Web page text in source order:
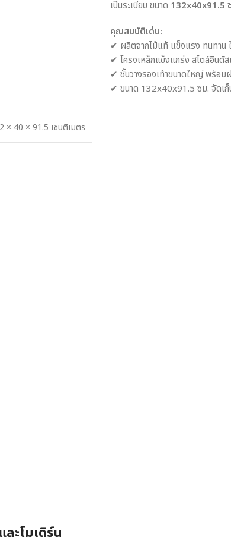
× 40 × 91.5 เซนติเมตร
เป็นระเบียบ ขนาด 132x40x91.5
คุณสมบัติเด่น:
✔ ผลิตจากไม้แท้ แข็งแรง ทนทาน
✔ โครงเหล็กแข็งแกร่ง สไตล์อินดั
✔ ชั้นวางรองเท้าขนาดใหญ่ พร้อม
✔ ขนาด 132x40x91.5 ซม. จัดเก็
ะโมเดิร์น